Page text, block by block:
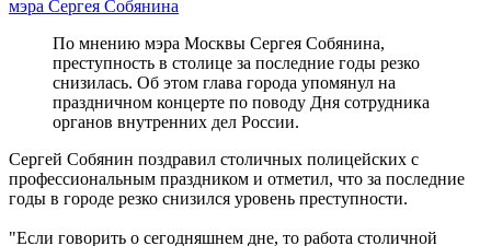
По мнению мэра Москвы Сергея Собянина,
преступность в столице за последние годы резко
снизилась. Об этом глава города упомянул на
праздничном концерте по поводу Дня сотрудника
органов внутренних дел России.
Сергей Собянин поздравил столичных полицейских с
профессиональным праздником и отметил, что за последние
годы в городе резко снизился уровень преступности.
"Если говорить о сегодняшнем дне, то работа столичной